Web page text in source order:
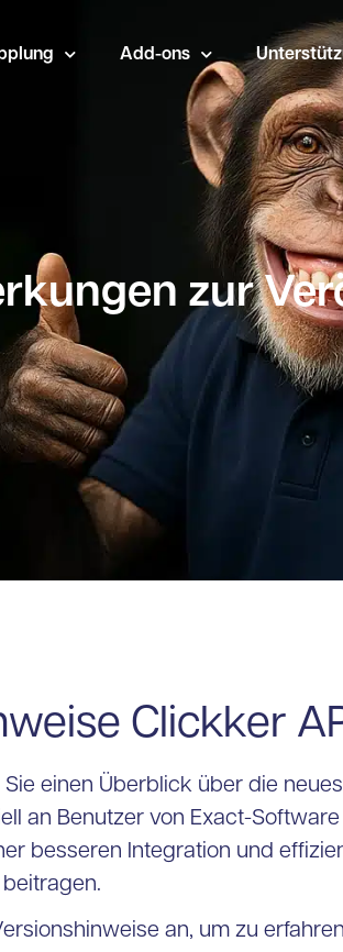
Add-ons
zur
Clickker
einen Überblick über die
an Benutzer von Exact-
besseren Integration und
an, um zu